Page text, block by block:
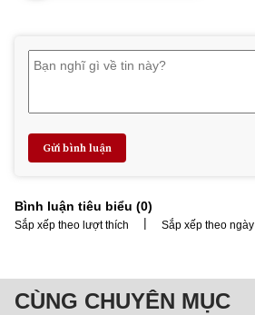
Gửi bình luận
Bình luận tiêu biểu (0)
Sắp xếp theo lượt thích | Sắp xếp theo ngày
CÙNG CHUYÊN MỤC